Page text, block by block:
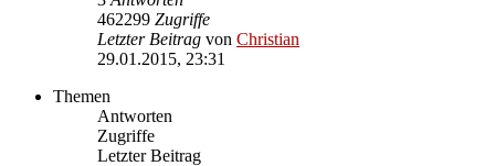
462299 Zugriffe
Letzter Beitrag von Christian
29.01.2015, 23:31
Themen
Antworten
Zugriffe
Letzter Beitrag